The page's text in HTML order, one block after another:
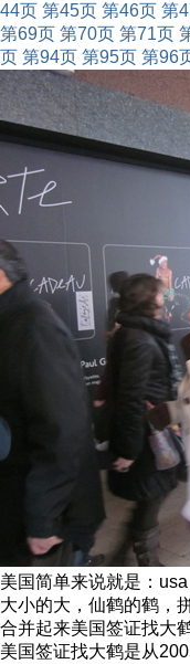
44页 第45页 第46页 第
第69页 第70页 第71页
页 第94页 第95页 第96
美国简单来说就是：usa
大小的大，仙鹤的鹤，
合并起来美国签证找大
美国签证找大鹤是从